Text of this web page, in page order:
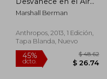
45% $ 23.33
La Experiencia de la
Modernidad
Marshall Berman
Anthropos, 2013, 1 Edición,
Tapa Blanda, Nuevo